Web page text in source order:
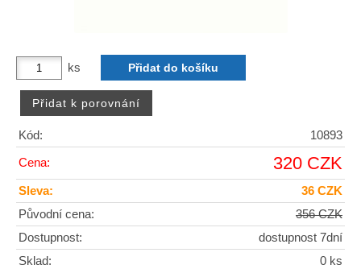
ks
Kód: 10893
Cena: 320 CZK
Sleva:
36 CZK
Původní cena:
356 CZK
Dostupnost:
dostupnost 7dní
Sklad:
0 ks